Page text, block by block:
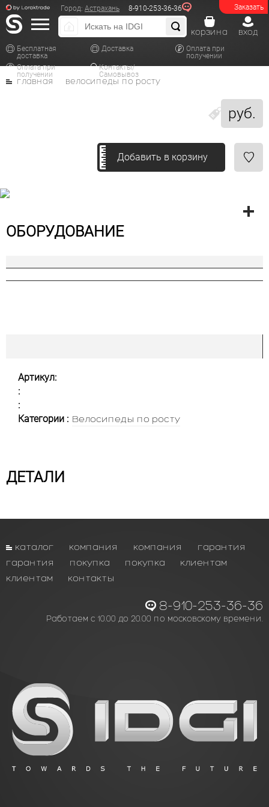
Заказать
Город: Астрахань 8-910-253-36-36
Бесплатная
доставка
Доставка
Оплата при
получении
Оплата при
получении
Контакты/
Самовывоз
вход
корзина
руб.
главная велосипеды по росту
Добавить в корзину
ОБОРУДОВАНИЕ
Артикул:
:
:
Категории : Велосипеды по росту
ДЕТАЛИ
каталог компания компания
гарантия
гарантия
покупка покупка
клиентам
клиентам
контакты
8-910-253-36-36
Работаем с 10.00 до 20.00 по московскому времени.